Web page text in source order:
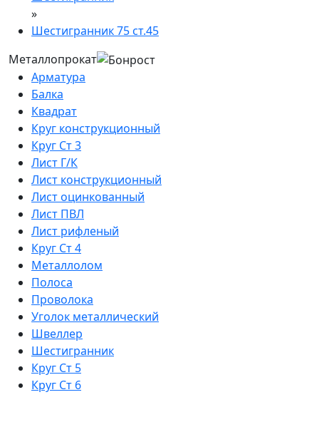
»
Шестигранник 75 ст.45
Металлопрокат
Арматура
Балка
Квадрат
Круг конструкционный
Круг Ст 3
Лист Г/К
Лист конструкционный
Лист оцинкованный
Лист ПВЛ
Лист рифленый
Круг Ст 4
Металлолом
Полоса
Проволока
Уголок металлический
Швеллер
Шестигранник
Круг Ст 5
Круг Ст 6